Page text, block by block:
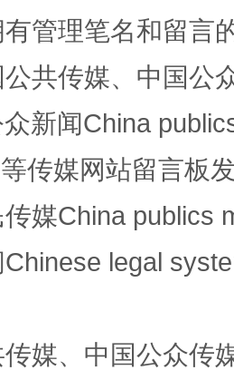
化重塑工作
管理笔名和留言
共传媒、中国公
新闻China
传媒网站留言板
媒China publics
legal
媒、中国公众传